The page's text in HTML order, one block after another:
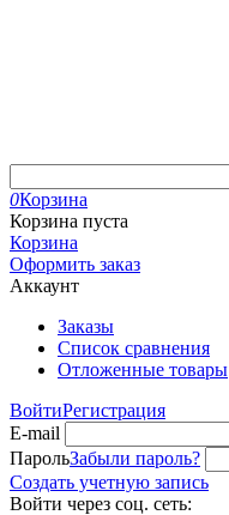
0Корзина
Корзина пуста
Корзина
Оформить заказ
Аккаунт
Заказы
Список сравнения
Отложенные товары
ВойтиРегистрация
E-mail
ПарольЗабыли пароль?
Создать учетную запись
Войти через соц. сеть: